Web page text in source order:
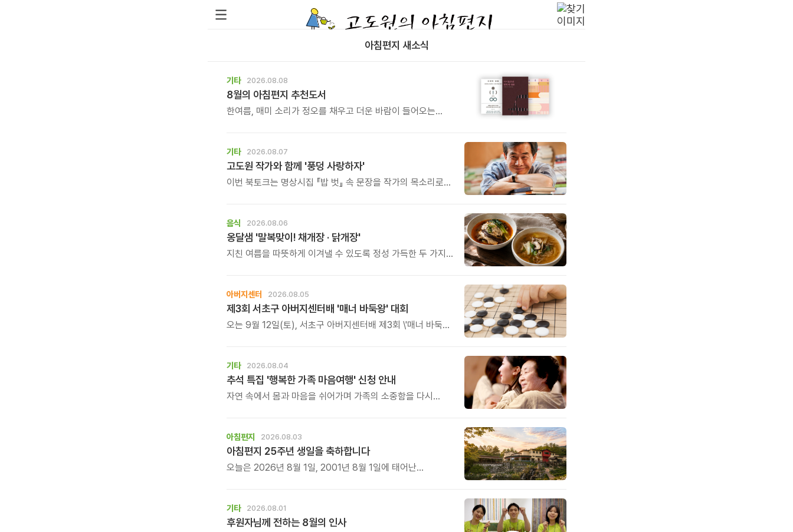
아침편지 새소식
기타 2026.08.08
8월의 아침편지 추천도서
한여름, 매미 소리가 정오를 채우고 더운 바람이 들어오는
기타 2026.08.07
고도원 작가와 함께 '풍덩 사랑하자'
이번 북토크는 명상시집 『밥 벗』 속 문장을 작가의 목소리로
음식 2026.08.06
옹달샘 '말복맞이! 채개장 · 닭개장'
지친 여름을 따뜻하게 이겨낼 수 있도록 정성 가득한 두 가지
아버지센터 2026.08.05
제3회 서초구 아버지센터배 '매너 바둑왕' 대회
오는 9월 12일(토), 서초구 아버지센터배 제3회 \'매너 바둑왕\'
기타 2026.08.04
추석 특집 '행복한 가족 마음여행' 신청 안내
자연 속에서 몸과 마음을 쉬어가며 가족의 소중함을 다시
아침편지 2026.08.03
아침편지 25주년 생일을 축하합니다
오늘은 2026년 8월 1일, 2001년 8월 1일에 태어난
기타 2026.08.01
후원자님께 전하는 8월의 인사